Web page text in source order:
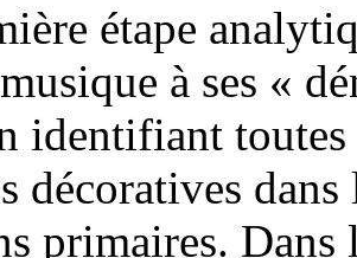
étape
à ses «
identifiant
décoratives dans
primaires. Dans